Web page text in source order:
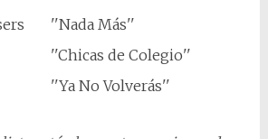
''Nada Más''
''Chicas de Colegio''
''Ya No Volverás''